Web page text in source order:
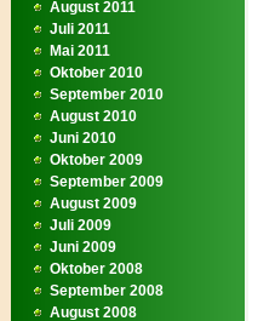
August 2011
Juli 2011
Mai 2011
Oktober 2010
September 2010
August 2010
Juni 2010
Oktober 2009
September 2009
August 2009
Juli 2009
Juni 2009
Oktober 2008
September 2008
August 2008